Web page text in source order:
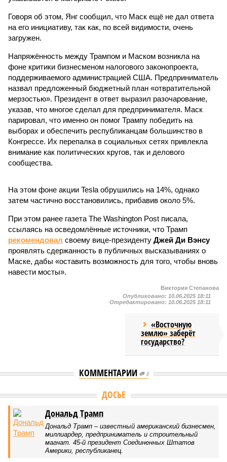
Говоря об этом, Янг сообщил, что Маск ещё не дал ответа
на его инициативу, так как, по всей видимости, очень
загружен.
Напряжённость между Трампом и Маском возникла на
фоне критики бизнесменом налогового законопроекта,
поддерживаемого администрацией США. Предприниматель
назвал предложенный бюджетный план «отвратительной
мерзостью». Президент в ответ выразил разочарование,
указав, что многое сделал для предпринимателя. Маск
парировал, что именно он помог Трампу победить на
выборах и обеспечить республиканцам большинство в
Конгрессе. Их перепалка в социальных сетях привлекла
внимание как политических кругов, так и делового
сообщества.
На этом фоне акции Tesla обрушились на 14%, однако
затем частично восстановились, прибавив около 5%.
При этом ранее газета The Washington Post писала,
ссылаясь на осведомлённые источники, что Трамп
рекомендовал своему вице-президенту Джей Ди Вэнсу
проявлять сдержанность в публичных высказываниях о
Маске, дабы «оставить возможность для того, чтобы вновь
навести мосты».
Виктория Степанова
Опубликовано: 10.06.2025 18:11
Отредактировано: 10.06.2025 18:11
«Восточную
землю» заберёт
государство?
КОММЕНТАРИИ 0
ДОСЬЕ
Дональд Трамп
Дональд Трамп – известный американский бизнесмен,
миллиардер, предприниматель и строительный
магнат. 45-й президент Соединенных Штатов
Америки, республиканец.